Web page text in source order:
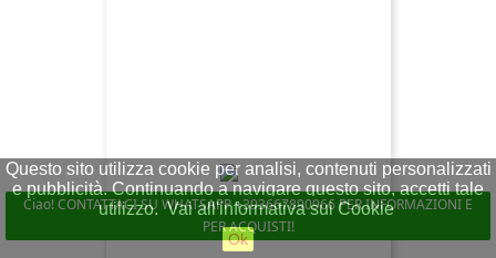
Questo sito utilizza cookie per analisi, contenuti personalizzati
e pubblicità. Continuando a navigare questo sito, accetti tale
utilizzo.Vai all'informativa sui Cookie
Ok
Ciao! CONTATTACI SU WHATSAPP +393667890966 PER INFORMAZIONI E
PER ACQUISTI!